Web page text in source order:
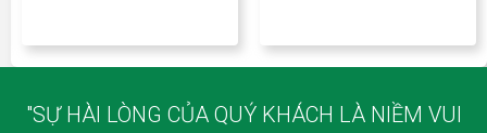
"SỰ HÀI LÒNG CỦA QUÝ KHÁCH LÀ NIỀM VUI